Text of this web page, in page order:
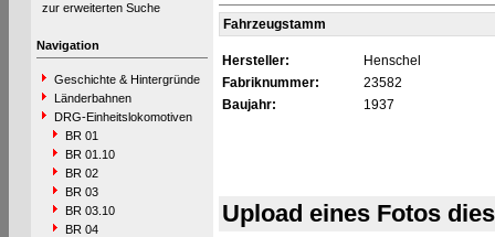
zur erweiterten Suche
Navigation
Geschichte & Hintergründe
Länderbahnen
DRG-Einheitslokomotiven
BR 01
BR 01.10
BR 02
BR 03
BR 03.10
BR 04
Fahrzeugstamm
Hersteller:
Henschel
Fabriknummer:
23582
Baujahr:
1937
Upload eines Fotos